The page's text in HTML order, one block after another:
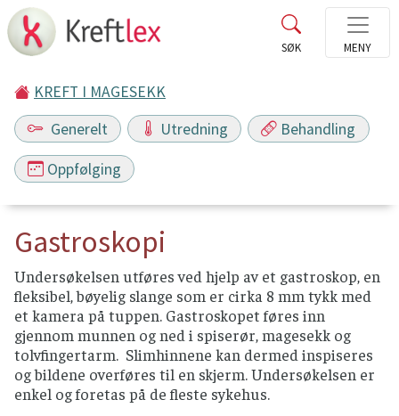
KREFT I MAGESEKK
Generelt
Utredning Behandling
Oppfølging
Gastroskopi
Undersøkelsen utføres ved hjelp av et gastroskop, en
fleksibel, bøyelig slange som er cirka 8 mm tykk med
et kamera på tuppen. Gastroskopet føres inn
gjennom munnen og ned i spiserør, magesekk og
tolvfingertarm. Slimhinnene kan dermed inspiseres
og bildene overføres til en skjerm. Undersøkelsen er
enkel og foretas på de fleste sykehus.